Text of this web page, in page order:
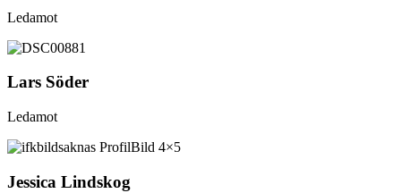
Ledamot
Lars Söder
Ledamot
Jessica Lindskog